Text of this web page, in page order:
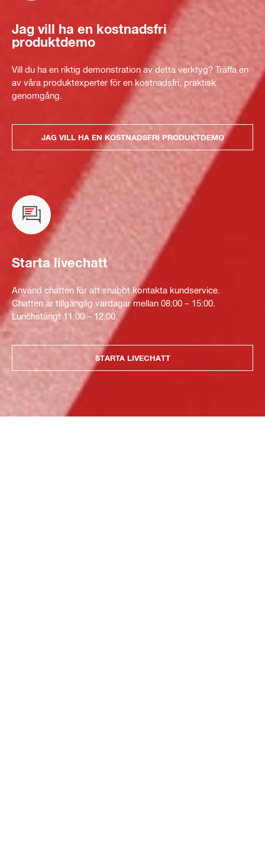
Jag vill ha en kostnadsfri
produktdemo
Vill du ha en riktig demonstration av detta verktyg? Träffa en
av våra produktexperter för en kostnadsfri, praktisk
genomgång.
JAG VILL HA EN KOSTNADSFRI PRODUKTDEMO
Starta livechatt
Använd chatten för att snabbt kontakta kundservice.
Chatten är tillgänglig vardagar mellan 08:00 – 15:00.
Lunchstängt 11:00 – 12.00.
STARTA LIVECHATT